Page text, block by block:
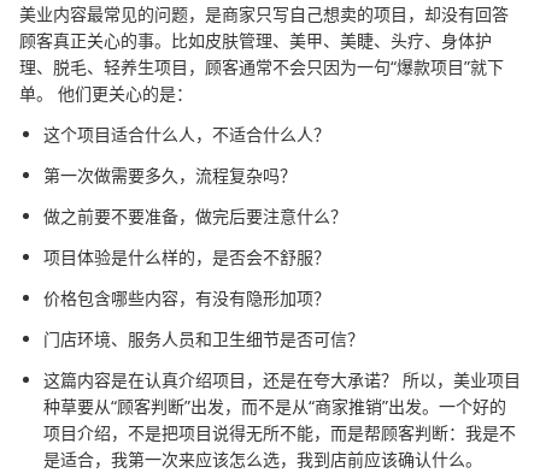
美业内容最常见的问题，是商家只写自己想卖的项目，却没有回答
顾客真正关心的事。比如皮肤管理、美甲、美睫、头疗、身体护
理、脱毛、轻养生项目，顾客通常不会只因为一句“爆款项目”就下
单。 他们更关心的是：
这个项目适合什么人，不适合什么人？
第一次做需要多久，流程复杂吗？
做之前要不要准备，做完后要注意什么？
项目体验是什么样的，是否会不舒服？
价格包含哪些内容，有没有隐形加项？
门店环境、服务人员和卫生细节是否可信？
这篇内容是在认真介绍项目，还是在夸大承诺？ 所以，美业项目
种草要从“顾客判断”出发，而不是从“商家推销”出发。一个好的
项目介绍，不是把项目说得无所不能，而是帮顾客判断：我是不
是适合，我第一次来应该怎么选，我到店前应该确认什么。